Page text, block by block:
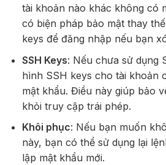
tài khoản nào khác không có
có biện pháp bảo mật thay
keys để đăng nhập nếu bạn
SSH Keys: Nếu chưa sử dụng
hình SSH keys cho tài khoản
mật khẩu. Điều này giúp bảo
khỏi truy cập trái phép.
Khôi phục: Nếu bạn muốn
này, bạn có thể sử dụng lại
lập mật khẩu mới.